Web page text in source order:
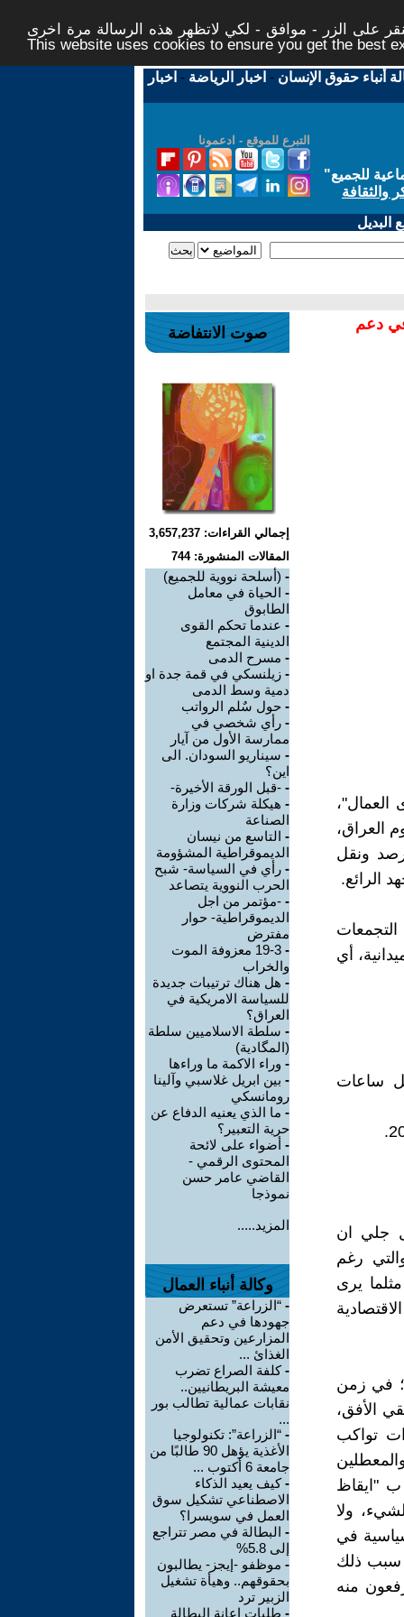
على الزر - موافق - لكي لاتظهر هذه الرسالة مرة اخرى -
This website uses cookies to ensure you get the best
أنباء حقوق الإنسان - اخبار الرياضة - اخبار
التبرع للموقع - ادعمونا
للجميع"
والثقافة
البديل
في دعم
من منشور "صدى العمال"،
العراق،
رصد ونقل
الرائع.
أي
ساعات
جلي ان
رغم
يرى
في زمن
الأفق،
تواكب
ب "ايقاظ
ولا
في
سبب ذلك
منه
صوت الانتفاضة
إجمالي القراءات: 3,657,237
المقالات المنشورة: 744
- (أسلحة نووية للجميع)
- الحياة في معامل
الطابوق
- عندما تحكم القوى
الدينية المجتمع
- مسرح الدمى
- زيلنسكي في قمة جدة او
دمية وسط الدمى
- حول سٌلم الرواتب
- رأي شخصي في
ممارسة الأول من آيار
- سيناريو السودان. الى
اين؟
- -قبل الورقة الأخيرة-
- هيكلة شركات وزارة
الصناعة
- التاسع من نيسان
الديموقراطية المشؤومة
- رأي في السياسة- شبح
الحرب النووية يتصاعد
- -مؤتمر من اجل
الديموقراطية- حوار
مفترض
-
19-3 معزوفة الموت
والخراب
- هل هناك ترتيبات جديدة
للسياسة الامريكية في
العراق؟
- سلطة الاسلاميين سلطة
(المگادية)
- وراء الاكمة ما وراءها
- بين ابريل غلاسبي وآلينا
رومانسكي
- ما الذي يعنيه الدفاع عن
حرية التعبير؟
- أضواء على لائحة
المحتوى الرقمي -
القاضي عامر حسن
نموذجا
المزيد.....
وكالة أنباء العمال
- “الزراعة” تستعرض
جهودها في دعم
المزارعين وتحقيق الأمن
الغذائ ...
-كلفة الصراع تضرب
معيشة البريطانيين..
نقابات عمالية تطالب بور
...
- “الزراعة”: تكنولوجيا
الأغذية يؤهل 90 طالبًا من
جامعة 6 أكتوب ...
-كيف يعيد الذكاء
الاصطناعي تشكيل سوق
العمل في سويسرا؟
- البطالة في مصر تتراجع
إلى 5.8%
- موظفو -إيجز- يطالبون
بحقوقهم.. وهيأة تشغيل
الزبير ترد
- طلبات إعانة البطالة